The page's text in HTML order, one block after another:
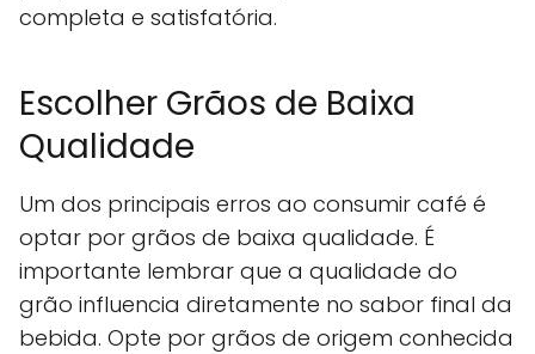
completa e satisfatória.
Escolher Grãos de Baixa
Qualidade
Um dos principais erros ao consumir café é
optar por grãos de baixa qualidade. É
importante lembrar que a qualidade do
grão influencia diretamente no sabor final da
bebida. Opte por grãos de origem conhecida